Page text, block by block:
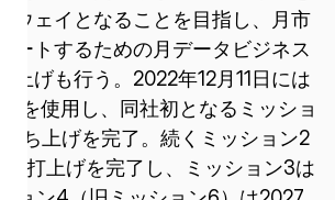
ウェイとなることを目指し、月市
ートするための月データビジネス
上げも行う。2022年12月11日には
9を使用し、同社初となるミッショ
ち上げを完了。続くミッション2
に打上げを完了し、ミッション3は